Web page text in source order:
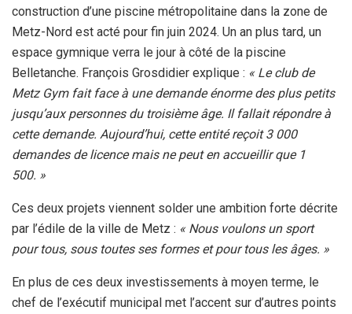
construction d’une piscine métropolitaine dans la zone de
Metz-Nord est acté pour fin juin 2024. Un an plus tard, un
espace gymnique verra le jour à côté de la piscine
Belletanche. François Grosdidier explique : « Le club de
Metz Gym fait face à une demande énorme des plus petits
jusqu’aux personnes du troisième âge. Il fallait répondre à
cette demande. Aujourd’hui, cette entité reçoit 3 000
demandes de licence mais ne peut en accueillir que 1
500. »
Ces deux projets viennent solder une ambition forte décrite
par l’édile de la ville de Metz : « Nous voulons un sport
pour tous, sous toutes ses formes et pour tous les âges. »
En plus de ces deux investissements à moyen terme, le
chef de l’exécutif municipal met l’accent sur d’autres points